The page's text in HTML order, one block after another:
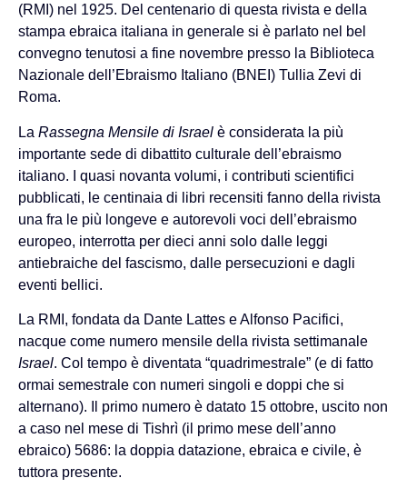
(RMI) nel 1925. Del centenario di questa rivista e della
stampa ebraica italiana in generale si è parlato nel bel
convegno tenutosi a fine novembre presso la Biblioteca
Nazionale dell’Ebraismo Italiano (BNEI) Tullia Zevi di
Roma.
La Rassegna Mensile di Israel è considerata la più
importante sede di dibattito culturale dell’ebraismo
italiano. I quasi novanta volumi, i contributi scientifici
pubblicati, le centinaia di libri recensiti fanno della rivista
una fra le più longeve e autorevoli voci dell’ebraismo
europeo, interrotta per dieci anni solo dalle leggi
antiebraiche del fascismo, dalle persecuzioni e dagli
eventi bellici.
La RMI, fondata da Dante Lattes e Alfonso Pacifici,
nacque come numero mensile della rivista settimanale
Israel. Col tempo è diventata “quadrimestrale” (e di fatto
ormai semestrale con numeri singoli e doppi che si
alternano). Il primo numero è datato 15 ottobre, uscito non
a caso nel mese di Tishrì (il primo mese dell’anno
ebraico) 5686: la doppia datazione, ebraica e civile, è
tuttora presente.